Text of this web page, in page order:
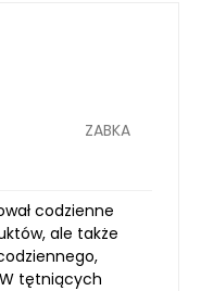
ZABKA
codzienne
ale także
tętniących